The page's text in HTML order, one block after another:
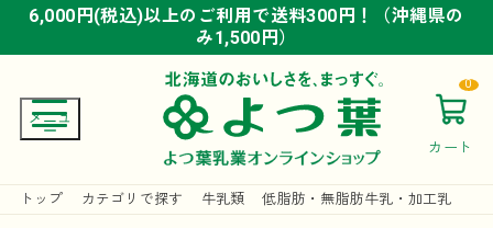
6,000円(税込)以上のご利用で送料300円！（沖縄県の
み1,500円）
6,000円(税込)以上のご利用で送料300円！（沖縄県の
み1,500円）
6,000円(税込)以上のご利用で送料300円！（沖縄県の
み1,500円）
カート
0
トップ カテゴリで探す 牛乳類 低脂肪・無脂肪牛乳・加工乳